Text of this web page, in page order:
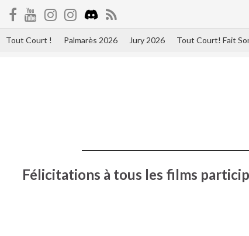
Tout Court ! Palmarès 2026 Jury 2026 Tout Court! Fait
Félicitations à tous les films